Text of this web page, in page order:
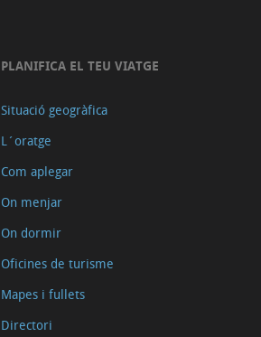
PLANIFICA EL TEU VIATGE
Situació geogràfica
L´oratge
Com aplegar
On menjar
On dormir
Oficines de turisme
Mapes i fullets
Directori